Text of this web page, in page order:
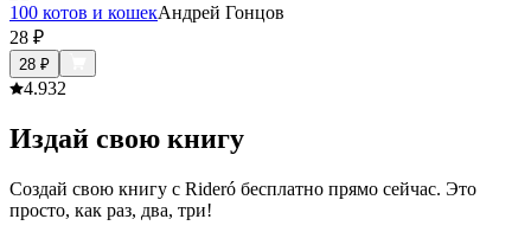
100 котов и кошекАндрей Гонцов
28 ₽
28 ₽
4.932
Издай свою книгу
Создай свою книгу с Rideró бесплатно прямо сейчас. Это
просто, как раз, два, три!